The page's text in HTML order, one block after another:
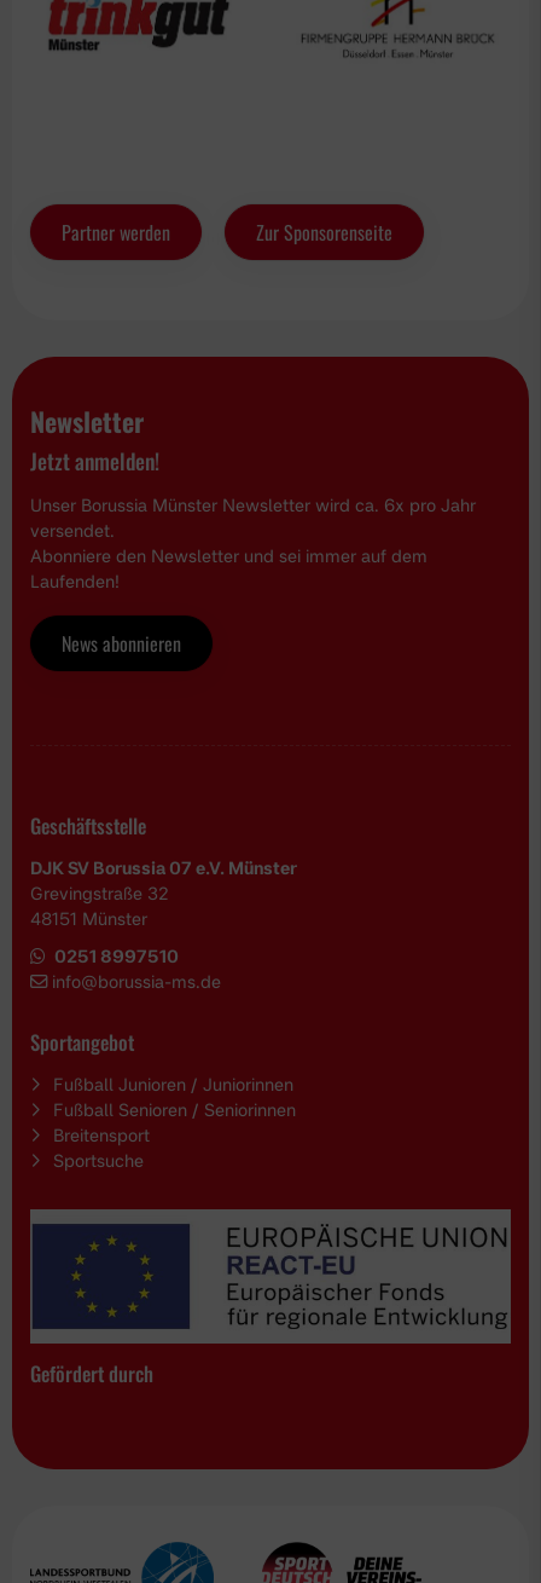
Partner werden Zur Sponsorenseite
Newsletter
Jetzt anmelden!
Unser Borussia Münster Newsletter wird ca. 6x pro Jahr
versendet.
Abonniere den Newsletter und sei immer auf dem
Laufenden!
News abonnieren
Geschäftsstelle
DJK SV Borussia 07 e.V. Münster
Grevingstraße 32
48151 Münster
0251 8997510
info@borussia-ms.de
Sportangebot
Fußball Junioren / Juniorinnen
Fußball Senioren / Seniorinnen
Breitensport
Sportsuche
Gefördert durch